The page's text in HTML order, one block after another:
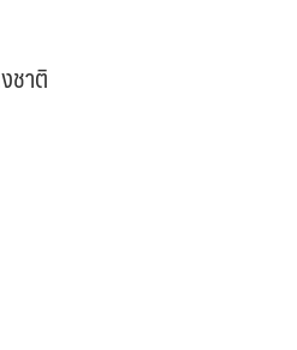
ชาติ